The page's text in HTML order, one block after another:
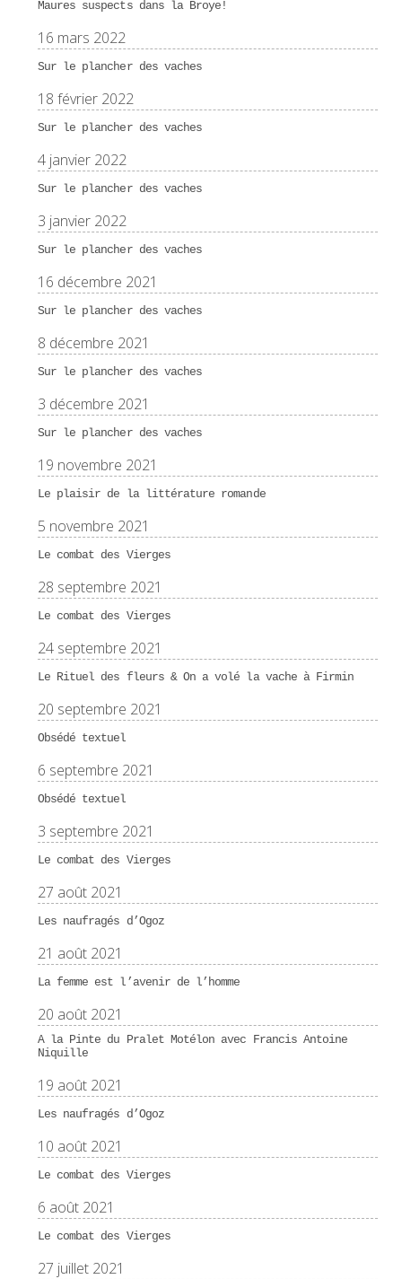
Maures suspects dans la Broye!
16 mars 2022
Sur le plancher des vaches
18 février 2022
Sur le plancher des vaches
4 janvier 2022
Sur le plancher des vaches
3 janvier 2022
Sur le plancher des vaches
16 décembre 2021
Sur le plancher des vaches
8 décembre 2021
Sur le plancher des vaches
3 décembre 2021
Sur le plancher des vaches
19 novembre 2021
Le plaisir de la littérature romande
5 novembre 2021
Le combat des Vierges
28 septembre 2021
Le combat des Vierges
24 septembre 2021
Le Rituel des fleurs & On a volé la vache à Firmin
20 septembre 2021
Obsédé textuel
6 septembre 2021
Obsédé textuel
3 septembre 2021
Le combat des Vierges
27 août 2021
Les naufragés d’Ogoz
21 août 2021
La femme est l’avenir de l’homme
20 août 2021
A la Pinte du Pralet Motélon avec Francis Antoine
Niquille
19 août 2021
Les naufragés d’Ogoz
10 août 2021
Le combat des Vierges
6 août 2021
Le combat des Vierges
27 juillet 2021